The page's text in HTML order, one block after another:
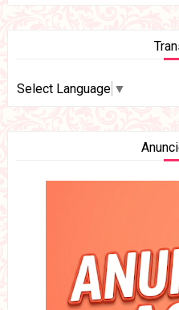
Select Language ▼